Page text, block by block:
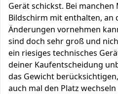
Gerät schickst. Bei
Bildschirm mit enthalten, an
Änderungen vornehmen
sind doch sehr groß und
ein riesiges technisches
deiner Kaufentscheidung
das Gewicht
auch mal den Platz